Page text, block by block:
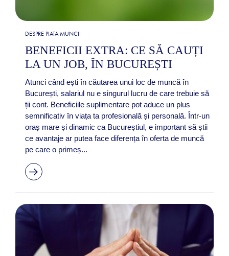
DESPRE PIATA MUNCII
BENEFICII EXTRA: CE SĂ CAUȚI
LA UN JOB, ÎN BUCUREȘTI
Atunci când ești în căutarea unui loc de muncă în
București, salariul nu e singurul lucru de care trebuie să
ții cont. Beneficiile suplimentare pot aduce un plus
semnificativ în viața ta profesională și personală. Într-un
oraș mare și dinamic ca Bucureștiul, e important să știi
ce avantaje ar putea face diferența în oferta de muncă
pe care o primeș...